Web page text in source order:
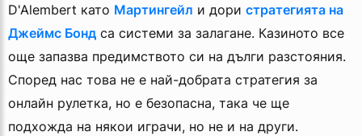
D'Alembert като Мартингейл и дори стратегията на
Джеймс Бонд са системи за залагане. Казиното все
още запазва предимството си на дълги разстояния.
Според нас това не е най-добрата стратегия за
онлайн рулетка, но е безопасна, така че ще
подхожда на някои играчи, но не и на други.